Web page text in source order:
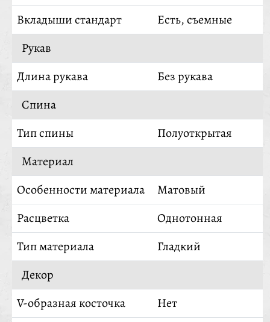
Вкладыши стандарт
Есть, съемные
Рукав
Длина рукава
Без рукава
Спина
Тип спины
Полуоткрытая
Материал
Особенности материала
Матовый
Расцветка
Однотонная
Тип материала
Гладкий
Декор
V-образная косточка
Нет